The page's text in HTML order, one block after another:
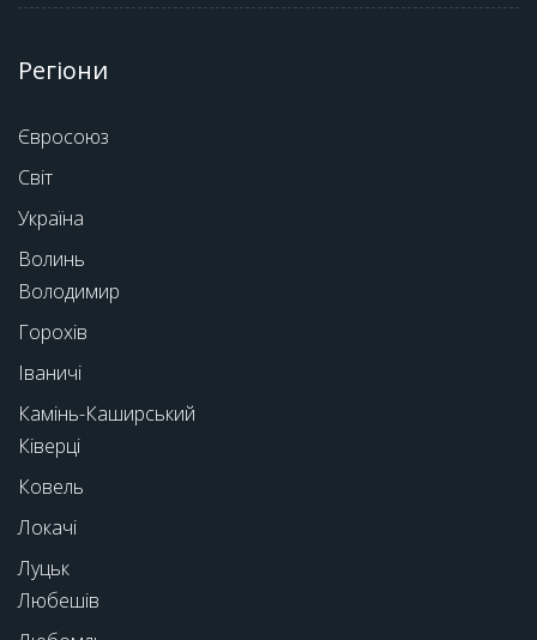
Регіони
Євросоюз
Світ
Україна
Волинь
Володимир
Горохів
Іваничі
Камінь-Каширський
Ківерці
Ковель
Локачі
Луцьк
Любешів